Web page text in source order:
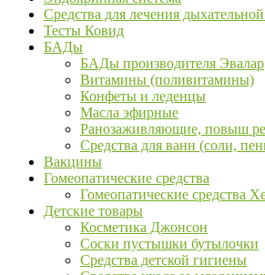
Средства для лечения
Тесты Ковид
БАДы
БАДы производителя Эвалар
Витамины (поливитамины)
Конфеты и леденцы
Масла эфирные
Ранозаживляющие, повыш
Средства для ванн (соли,
Вакцины
Гомеопатические средства
Гомеопатические средства
Детские товары
Косметика Джонсон
Соски пустышки бутылочки
Средства детской гигиены